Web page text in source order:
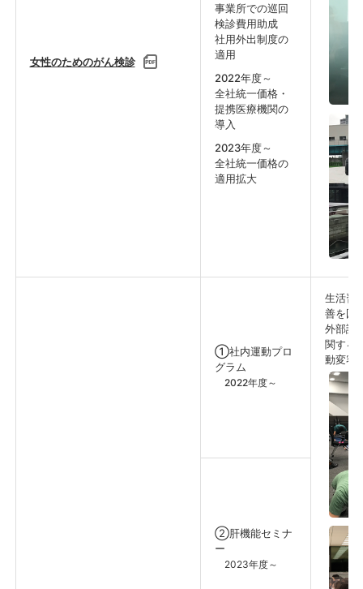
女性のためのがん検診
事業所での巡回
検診費用助成
社用外出制度の
適用
2022年度～
全社統一価格・
提携医療機関の
導入
2023年度～
全社統一価格の
適用拡大
①社内運動プロ
グラム
2022年度～
生活習
善を図
外部講
関する
動変容
②肝機能セミナ
ー
2023年度～